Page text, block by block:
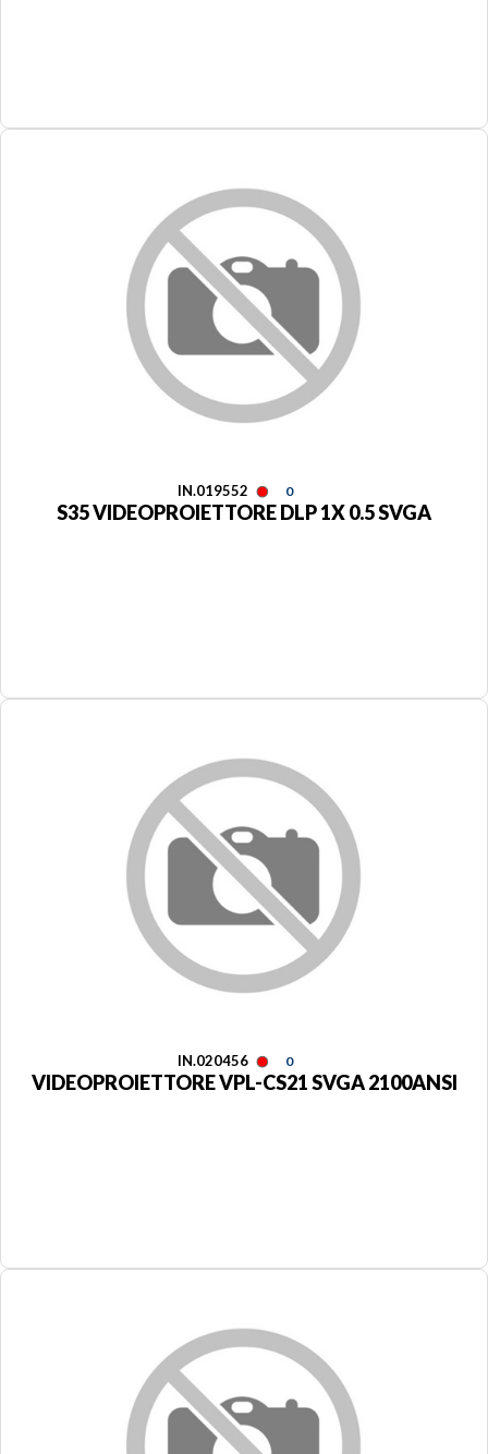
IN.019552 0
S35 VIDEOPROIETTORE DLP 1X 0.5 SVGA
IN.020456 0
VIDEOPROIETTORE VPL-CS21 SVGA 2100ANSI